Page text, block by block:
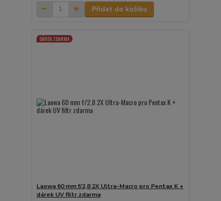
Přidat do košíku
DÁREK ZDARMA
Laowa 60 mm f/2,8 2X Ultra-Macro pro Pentax K +
dárek UV filtr zdarma